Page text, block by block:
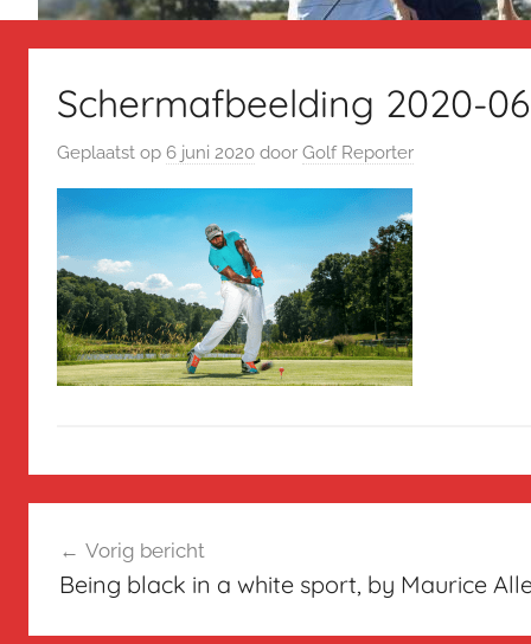
Schermafbeelding 2020-
Geplaatst op 6 juni 2020 door Golf Reporter
navigatie
Vorig bericht
Being black in a white sport, by Maurice